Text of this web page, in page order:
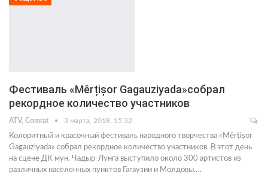
Фестиваль «Mêrțișor Gagauziyada»собрал
рекордное количество участников
ATV, Comrat 3 марта, 2018, 15:32
Колоритный и красочный фестиваль народного творчества «Mêrțișor
Gagauziyada» собрал рекордное количество участников. В этот день
на сцене ДК мун. Чадыр-Лунга выступило около 300 артистов из
различных населенных пунктов Гагаузии и Молдовы.…